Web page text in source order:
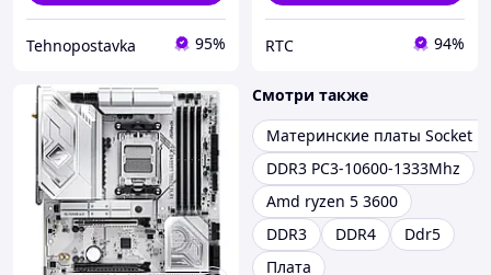
Tehnopostavka 95% RTC 94%
Смотри также
Материнские платы Socket
DDR3 PC3-10600-1333Mhz
Amd ryzen 5 3600
DDR3
DDR4
Ddr5
Плата